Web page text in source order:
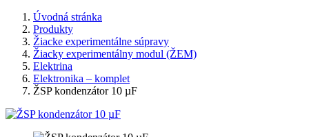
Úvodná stránka
Produkty
Žiacke experimentálne súpravy
Žiacky experimentálny modul (ŽEM)
Elektrina
Elektronika – komplet
ŽSP kondenzátor 10 µF